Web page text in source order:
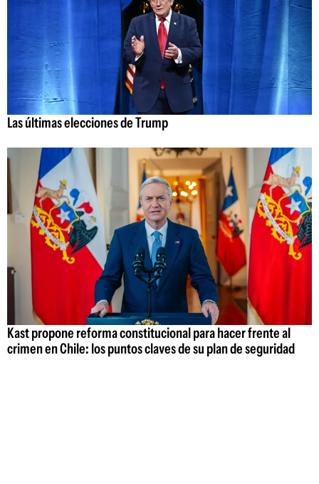
Las últimas elecciones de Trump
Kast propone reforma constitucional para hacer frente al
crimen en Chile: los puntos claves de su plan de seguridad